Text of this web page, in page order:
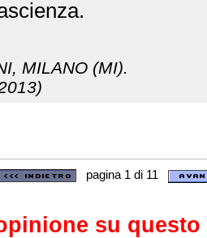
MILANO (MI).
pagina 1 di 11
su